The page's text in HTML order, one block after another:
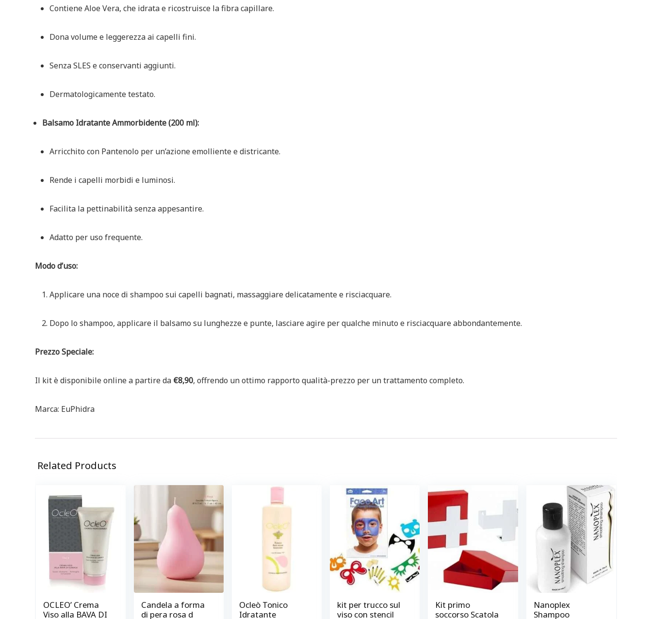
Contiene Aloe Vera, che idrata e ricostruisce la fibra capillare.
Dona volume e leggerezza ai capelli fini.
Senza SLES e conservanti aggiunti.
Dermatologicamente testato.
Balsamo Idratante Ammorbidente (200 ml):
Arricchito con Pantenolo per un’azione emolliente e districante.
Rende i capelli morbidi e luminosi.
Facilita la pettinabilità senza appesantire.
Adatto per uso frequente.
Modo d’uso:
Applicare una noce di shampoo sui capelli bagnati, massaggiare delicatamente e risciacquare.
Dopo lo shampoo, applicare il balsamo su lunghezze e punte, lasciare agire per qualche minuto e risciacquare abbondantemente.
Prezzo Speciale:
Il kit è disponibile online a partire da €8,90, offrendo un ottimo rapporto qualità-prezzo per un trattamento completo.
Marca: EuPhidra
Related Products
OCLEO’ Crema
Viso alla BAVA DI
Candela a forma
di pera rosa d
Ocleò Tonico
Idratante
kit per trucco sul
viso con stencil
Kit primo
soccorso Scatola
Nanoplex
Shampoo